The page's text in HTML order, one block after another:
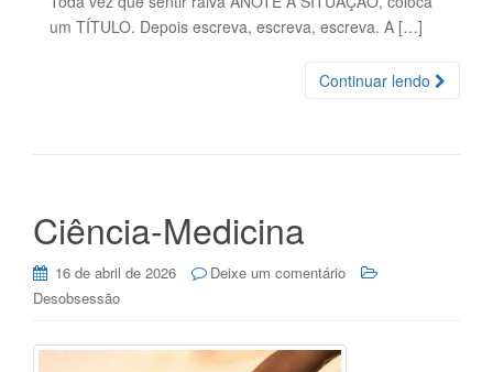
um TÍTULO. Depois escreva, escreva, escreva. A […]
Continuar lendo
Ciência-Medicina
16 de abril de 2026
Deixe um comentário
Desobsessão